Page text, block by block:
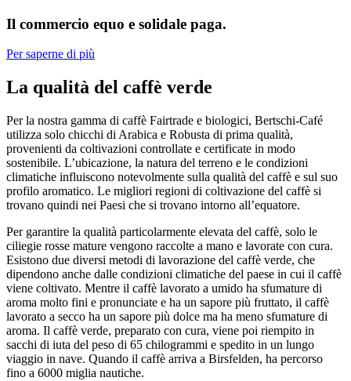
Il commercio equo e solidale paga.
Per saperne di più
La qualità del caffè verde
Per la nostra gamma di caffè Fairtrade e biologici, Bertschi-Café
utilizza solo chicchi di Arabica e Robusta di prima qualità,
provenienti da coltivazioni controllate e certificate in modo
sostenibile. L’ubicazione, la natura del terreno e le condizioni
climatiche influiscono notevolmente sulla qualità del caffè e sul suo
profilo aromatico. Le migliori regioni di coltivazione del caffè si
trovano quindi nei Paesi che si trovano intorno all’equatore.
Per garantire la qualità particolarmente elevata del caffè, solo le
ciliegie rosse mature vengono raccolte a mano e lavorate con cura.
Esistono due diversi metodi di lavorazione del caffè verde, che
dipendono anche dalle condizioni climatiche del paese in cui il caffè
viene coltivato. Mentre il caffè lavorato a umido ha sfumature di
aroma molto fini e pronunciate e ha un sapore più fruttato, il caffè
lavorato a secco ha un sapore più dolce ma ha meno sfumature di
aroma. Il caffè verde, preparato con cura, viene poi riempito in
sacchi di iuta del peso di 65 chilogrammi e spedito in un lungo
viaggio in nave. Quando il caffè arriva a Birsfelden, ha percorso
fino a 6000 miglia nautiche.